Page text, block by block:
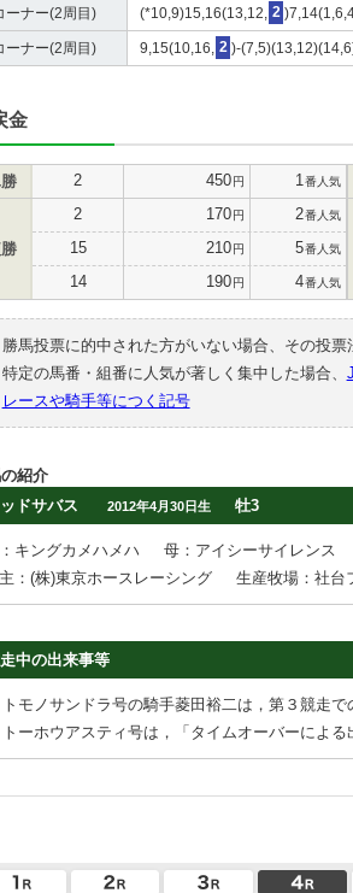
ーナー(2周目) (*10,9)15,16(13,12, 2
ーナー(2周目) 9,15(10,16, 2 )-
金
2 450円 1 番人気
2 170円 2番人気
15 210円 5番人気
14 190円 4番人気
勝馬投票に的中された方がいない場合、その投
特定の馬番・組番に人気が著しく集中した場合、
レースや騎手等につく記号
紹介
ドサバス
2012年4月30日生 牡3
キングカメハメハ
母：アイシーサイレンス
：(株)東京ホースレーシング
生産牧場：社台
中の出来事等
トモノサンドラ号の騎手菱田裕二は，第３競走
トーホウアスティ号は，「タイムオーバーによ